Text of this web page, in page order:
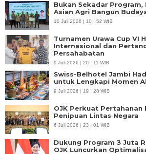
Bukan Sekadar Program,
Asian Agri Bangun
10 Juli 2026 | 10 : 52 WIB
Turnamen Urawa Cup VI
Internasional dan
Persahabatan
9 Juli 2026 | 20 : 11 WIB
Swiss-Belhotel Jambi
untuk Lengkapi Momen
9 Juli 2026 | 19 : 28 WIB
OJK Perkuat Pertahanan
Penipuan Lintas Negara
6 Juli 2026 | 23 : 01 WIB
Dukung Program 3 Juta
OJK Luncurkan